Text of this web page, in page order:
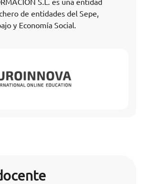
S.L. es una entidad
de entidades del Sepe,
y Economía Social.